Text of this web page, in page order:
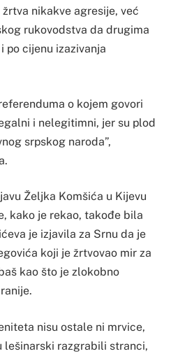
nikakve agresije, već
rukovodstva da drugima
po cijenu izazivanja
o kojem govori
i nelegitimni, jer su plod
srpskog naroda”,
Željka Komšića u Kijevu
kako je rekao, takođe bila
je izjavila za Srnu da je
koji je žrtvovao mir za
kao što je zlokobno
nisu ostale ni mrvice,
lešinarski razgrabili stranci,